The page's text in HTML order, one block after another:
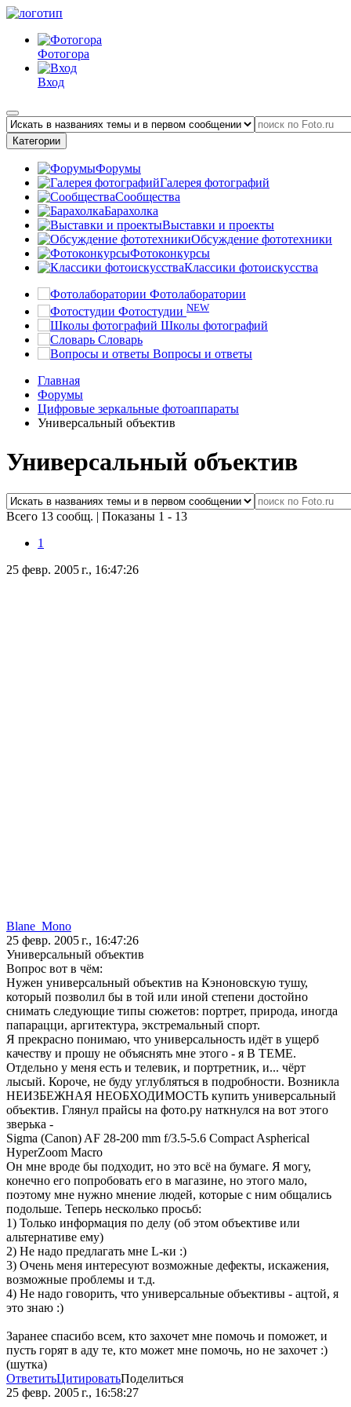
Фотогора
Вход
Категории
Форумы
Галерея фотографий
Сообщества
Барахолка
Выставки и проекты
Обсуждение фототехники
Фотоконкурсы
Классики фотоискусства
Фотолаборатории
Фотостудии NEW
Школы фотографий
Словарь
Вопросы и ответы
Главная
Форумы
Цифровые зеркальные фотоаппараты
Универсальный объектив
Универсальный объектив
Всего 13 сообщ. | Показаны 1 - 13
1
25 февр. 2005 г., 16:47:26
Blane_Mono
25 февр. 2005 г., 16:47:26
Универсальный объектив
Вопрос вот в чём:
Нужен универсальный объектив на Кэноновскую тушу,
который позволил бы в той или иной степени достойно
снимать следующие типы сюжетов: портрет, природа, иногда
папарацци, аргитектура, экстремальный спорт.
Я прекрасно понимаю, что универсальность идёт в ущерб
качеству и прошу не объяснять мне этого - я В ТЕМЕ.
Отдельно у меня есть и телевик, и портретник, и... чёрт
лысый. Короче, не буду углубляться в подробности. Возникла
НЕИЗБЕЖНАЯ НЕОБХОДИМОСТЬ купить универсальный
объектив. Глянул прайсы на фото.ру наткнулся на вот этого
зверька -
Sigma (Canon) AF 28-200 mm f/3.5-5.6 Compact Aspherical
HyperZoom Macro
Он мне вроде бы подходит, но это всё на бумаге. Я могу,
конечно его попробовать его в магазине, но этого мало,
поэтому мне нужно мнение людей, которые с ним общались
подольше. Теперь несколько просьб:
1) Только информация по делу (об этом объективе или
альтернативе ему)
2) Не надо предлагать мне L-ки :)
3) Очень меня интересуют возможные дефекты, искажения,
возможные проблемы и т.д.
4) Не надо говорить, что универсальные объективы - ацтой, я
это знаю :)
Заранее спасибо всем, кто захочет мне помочь и поможет, и
пусть горят в аду те, кто может мне помочь, но не захочет :)
(шутка)
ОтветитьЦитироватьПоделиться
25 февр. 2005 г., 16:58:27